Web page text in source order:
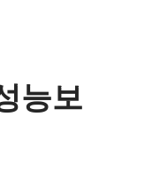
능보